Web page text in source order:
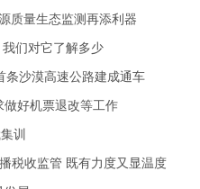
质量生态监测再添利器
们对它了解多少
条沙漠高速公路建成通车
做好机票退改等工作
训
税收监管 既有力度又显温度